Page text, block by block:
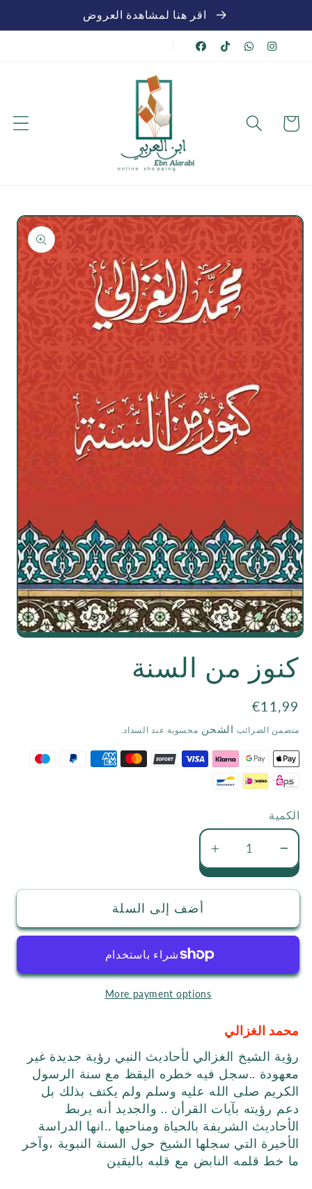
|
عربة
الشراء
تخطي
لمعلومات
المنتج
كنوز من السنة
السعر
الاعتيادي
€11,99
متضمن الضرائب الشحن محسوبة عند السداد.
الكمية
تقليل
كمية
من
زيادة
كمية
كنوز
من
السنة
أضف إلى السلة
More payment options
محمد الغزالي
رؤية الشيخ الغزالي لأحاديث النبي رؤية جديدة غير
معهودة ..سجل فيه خطره اليقظ مع سنة الرسول
الكريم صلى الله عليه وسلم ولم يكتف بذلك بل
دعم رؤيته بآيات القرأن .. والجديد أنه يربط
الأحاديث الشريفة بالحياة ومناحيها ..انها الدراسة
الأخيرة التي سجلها الشيخ حول السنة النبوية ،وآخر
ما خط قلمه النابض مع قلبه باليقين